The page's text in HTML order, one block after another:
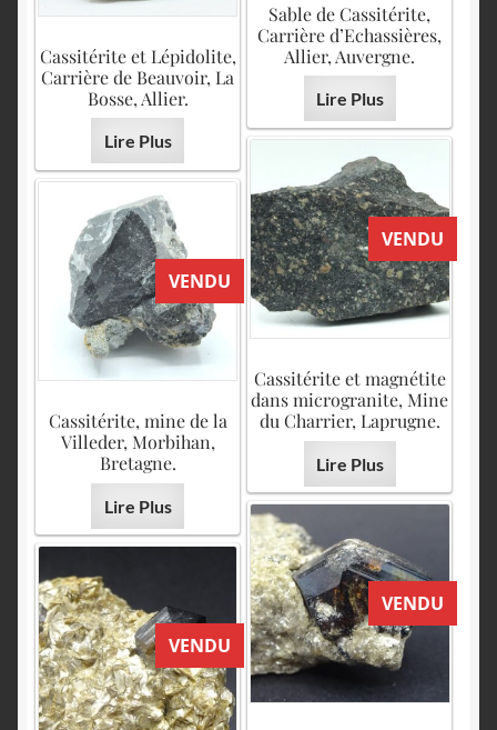
Sable de Cassitérite,
Carrière d’Echassières,
Allier, Auvergne.
Lire Plus
Cassitérite et Lépidolite,
Carrière de Beauvoir, La
Bosse, Allier.
Lire Plus
VENDU
Cassitérite et magnétite
dans microgranite, Mine
du Charrier, Laprugne.
Lire Plus
VENDU
Cassitérite, mine de la
Villeder, Morbihan,
Bretagne.
Lire Plus
VENDU
VENDU